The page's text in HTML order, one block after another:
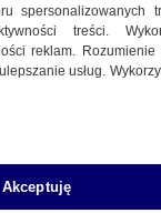
spersonalizowanych
treści.
reklam.
usług.
Akceptuję